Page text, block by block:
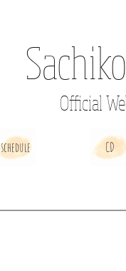
Official
schedule CD